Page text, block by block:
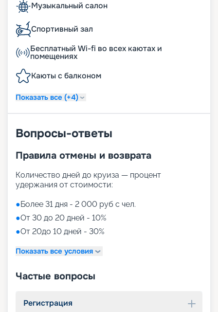
Музыкальный салон
Спортивный зал
Бесплатный Wi-fi во всех каютах и
помещениях
Каюты с балконом
Показать все (+4)
Вопросы-ответы
Правила отмены и возврата
Количество дней до круиза — процент
удержания от стоимости:
●Более 31 дня - 2 000 руб с чел.
●От 30 до 20 дней - 10%
●От 20до 10 дней - 30%
Показать все условия
Частые вопросы
Регистрация